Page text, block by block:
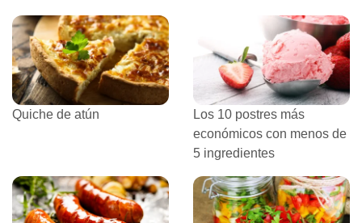
Quiche de atún
Los 10 postres más
económicos con menos de
5 ingredientes